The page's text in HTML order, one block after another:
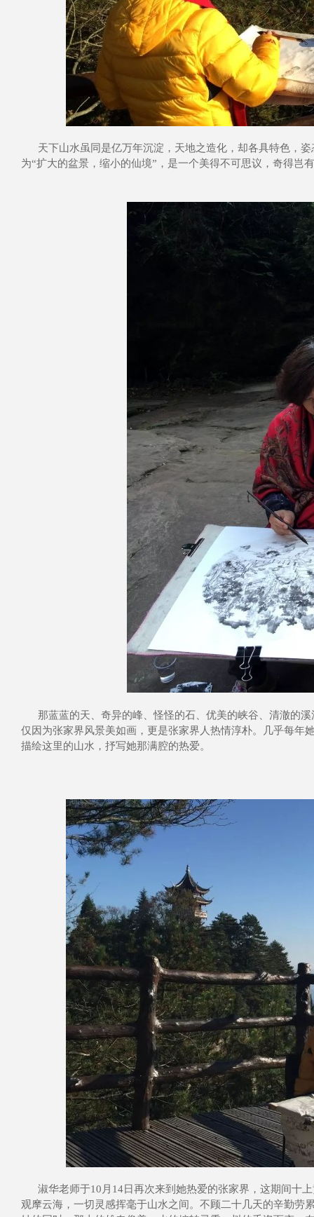
天下山水虽同是亿万年沉淀，天地之造化，却各具特色，
为“扩大的盆景，缩小的仙境”，是一个美得不可思议，奇得岂
那蓝蓝的天、奇异的峰、怪怪的石、优美的峡谷、清澈的
仅因为张家界风景美如画，更是张家界人热情淳朴。几乎每年
描绘这里的山水，抒写她那满腔的热爱。
淑华老师于10月14日再次来到她热爱的张家界，这期间十
观摩云海，一切灵感挥毫于山水之间。不顾二十几天的辛勤劳